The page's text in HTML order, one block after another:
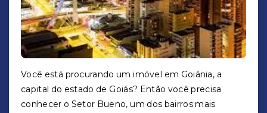
Você está procurando um imóvel em Goiânia, a
capital do estado de Goiás? Então você precisa
conhecer o Setor Bueno, um dos bairros mais